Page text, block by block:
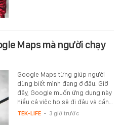
Maps mà người chạy
Google Maps từng giúp người
dùng biết mình đang ở đâu. Giờ
đây, Google muốn ứng dụng này
hiểu cả việc họ sẽ đi đâu và cần…
TEK-LIFE - 3 giờ trước